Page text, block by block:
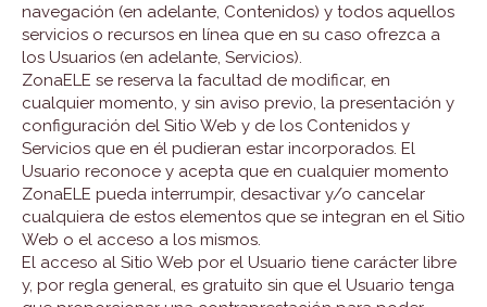
navegación (en adelante, Contenidos) y todos aquellos
servicios o recursos en línea que en su caso ofrezca a
los Usuarios (en adelante, Servicios).
ZonaELE se reserva la facultad de modificar, en
cualquier momento, y sin aviso previo, la presentación y
configuración del Sitio Web y de los Contenidos y
Servicios que en él pudieran estar incorporados. El
Usuario reconoce y acepta que en cualquier momento
ZonaELE pueda interrumpir, desactivar y/o cancelar
cualquiera de estos elementos que se integran en el Sitio
Web o el acceso a los mismos.
El acceso al Sitio Web por el Usuario tiene carácter libre
y, por regla general, es gratuito sin que el Usuario tenga